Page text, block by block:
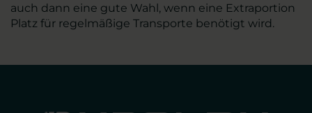
auch dann eine gute Wahl, wenn eine Extraportion
Platz für regelmäßige Transporte benötigt wird.